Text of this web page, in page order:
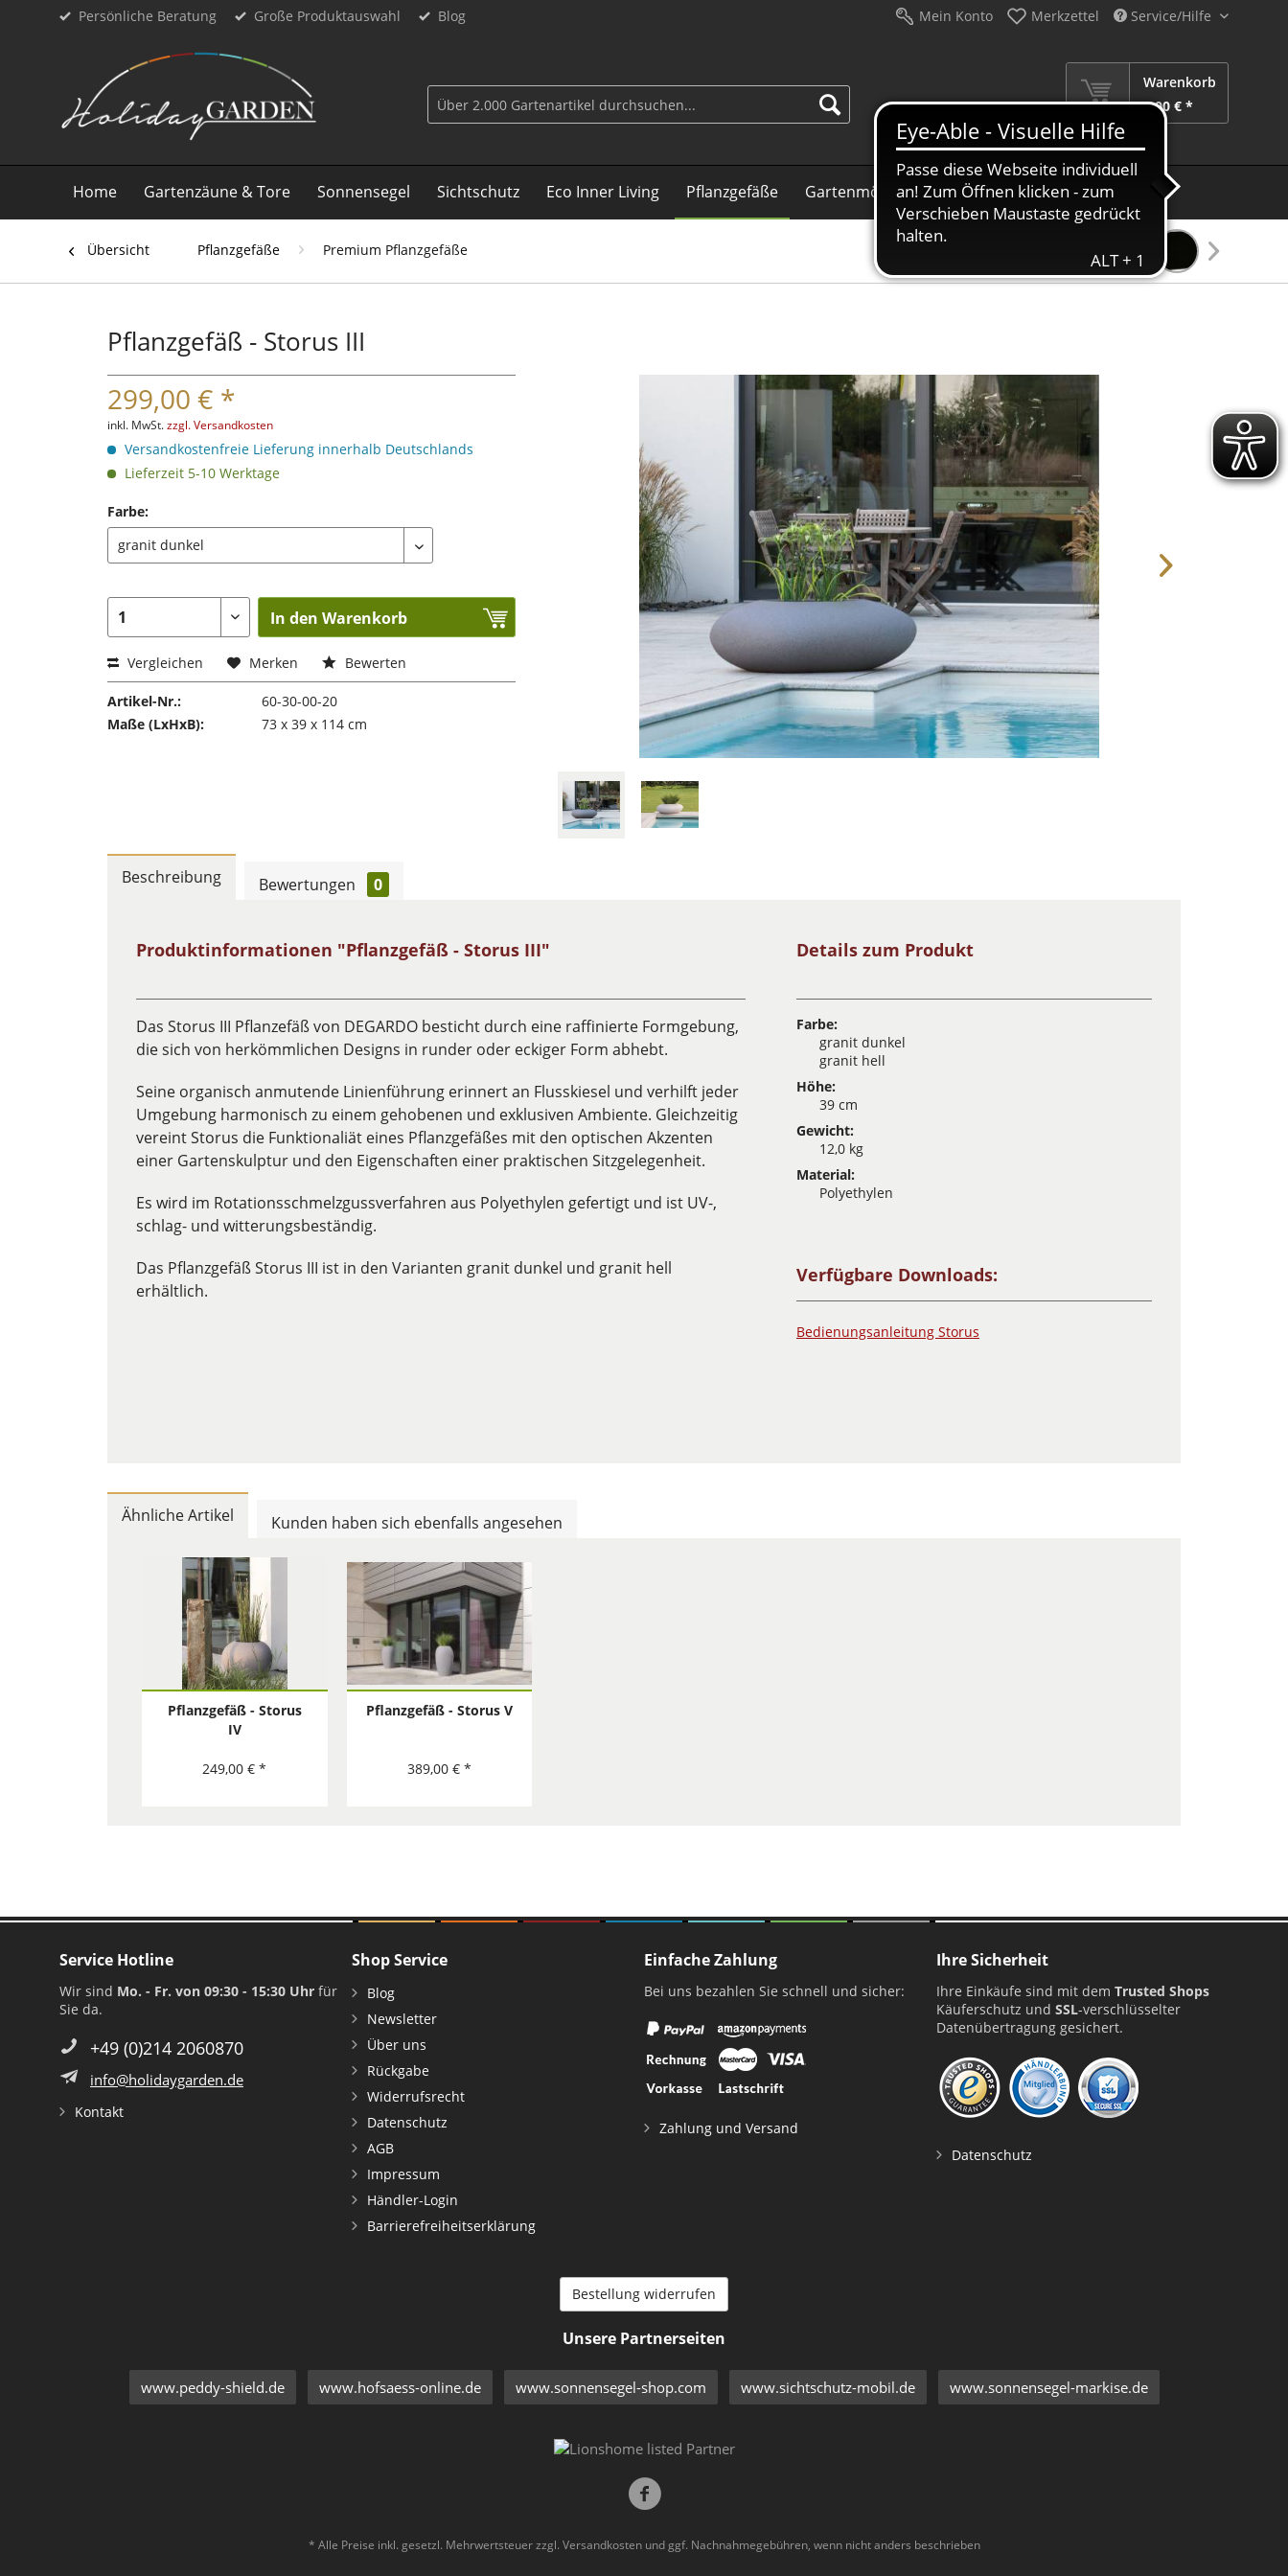
Persönliche Beratung Große Produktauswahl Blog Mein Konto Merkzettel Service/Hilfe
Warenkorb
0,00 € *
Home Gartenzäune & Tore Sonnensegel Sichtschutz Eco Inner Living Pflanzgefäße Gartenmöbel Schirme Dekoration Sale %
Übersicht Pflanzgefäße Premium Pflanzgefäße
Pflanzgefäß - Storus III
299,00 € *
inkl. MwSt.zzgl. Versandkosten
Versandkostenfreie Lieferung innerhalb Deutschlands
Lieferzeit 5-10 Werktage
Farbe:
In den Warenkorb
Vergleichen Merken Bewerten
Artikel-Nr.:
60-30-00-20
Maße (LxHxB):
73 x 39 x 114 cm
Beschreibung Bewertungen 0
Produktinformationen "Pflanzgefäß - Storus III"
Das Storus III Pflanzefäß von DEGARDO besticht durch eine raffinierte Formgebung,
die sich von herkömmlichen Designs in runder oder eckiger Form abhebt.
Seine organisch anmutende Linienführung erinnert an Flusskiesel und verhilft jeder
Umgebung harmonisch zu einem gehobenen und exklusiven Ambiente. Gleichzeitig
vereint Storus die Funktionaliät eines Pflanzgefäßes mit den optischen Akzenten
einer Gartenskulptur und den Eigenschaften einer praktischen Sitzgelegenheit.
Es wird im Rotationsschmelzgussverfahren aus Polyethylen gefertigt und ist UV-,
schlag- und witterungsbeständig.
Das Pflanzgefäß Storus III ist in den Varianten granit dunkel und granit hell
erhältlich.
Details zum Produkt
Farbe:
granit dunkel
granit hell
Höhe:
39 cm
Gewicht:
12,0 kg
Material:
Polyethylen
Verfügbare Downloads:
Bedienungsanleitung Storus
Ähnliche Artikel Kunden haben sich ebenfalls angesehen
Pflanzgefäß - Storus
IV
249,00 € *
Pflanzgefäß - Storus V
389,00 € *
Service Hotline
Wir sind Mo. - Fr. von 09:30 - 15:30 Uhr für
Sie da.
+49 (0)214 2060870
info@holidaygarden.de
Kontakt
Shop Service
Blog
Newsletter
Über uns
Rückgabe
Widerrufsrecht
Datenschutz
AGB
Impressum
Händler-Login
Barrierefreiheitserklärung
Einfache Zahlung
Bei uns bezahlen Sie schnell und sicher:
Zahlung und Versand
Ihre Sicherheit
Ihre Einkäufe sind mit dem Trusted Shops
Käuferschutz und SSL-verschlüsselter
Datenübertragung gesichert.
Datenschutz
Bestellung widerrufen
Unsere Partnerseiten
www.peddy-shield.de www.hofsaess-online.de www.sonnensegel-shop.com www.sichtschutz-mobil.de www.sonnensegel-markise.de
* Alle Preise inkl. gesetzl. Mehrwertsteuer zzgl. Versandkostenund ggf. Nachnahmegebühren, wenn nicht anders beschrieben